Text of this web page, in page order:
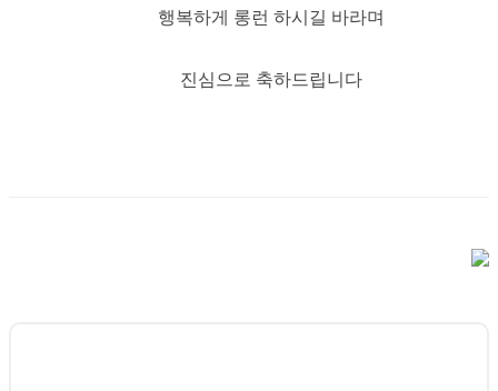
행복하게 롱런 하시길 바라며
진심으로 축하드립니다